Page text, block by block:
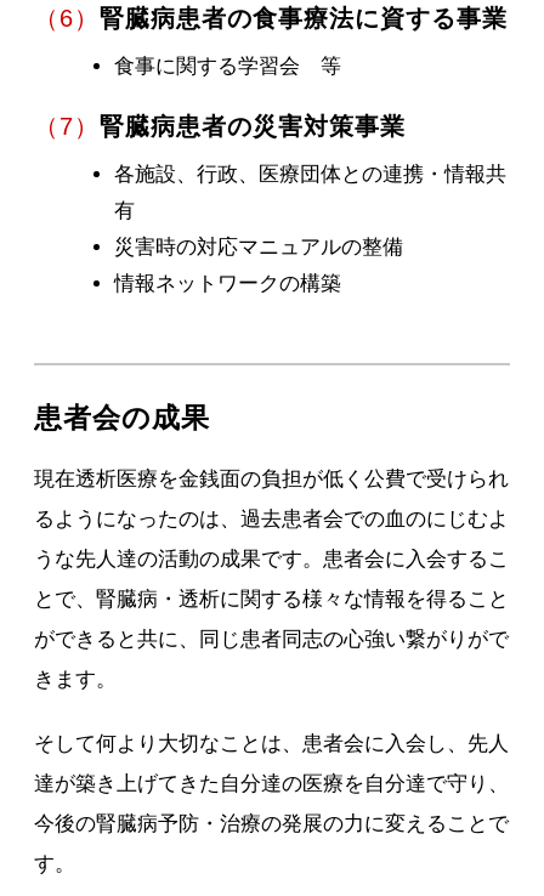
（6）腎臓病患者の食事療法に資する事業
食事に関する学習会 等
（7）腎臓病患者の災害対策事業
各施設、行政、医療団体との連携・情報共
有
災害時の対応マニュアルの整備
情報ネットワークの構築
患者会の成果
現在透析医療を金銭面の負担が低く公費で受けられ
るようになったのは、過去患者会での血のにじむよ
うな先人達の活動の成果です。患者会に入会するこ
とで、腎臓病・透析に関する様々な情報を得ること
ができると共に、同じ患者同志の心強い繋がりがで
きます。
そして何より大切なことは、患者会に入会し、先人
達が築き上げてきた自分達の医療を自分達で守り、
今後の腎臓病予防・治療の発展の力に変えることで
す。